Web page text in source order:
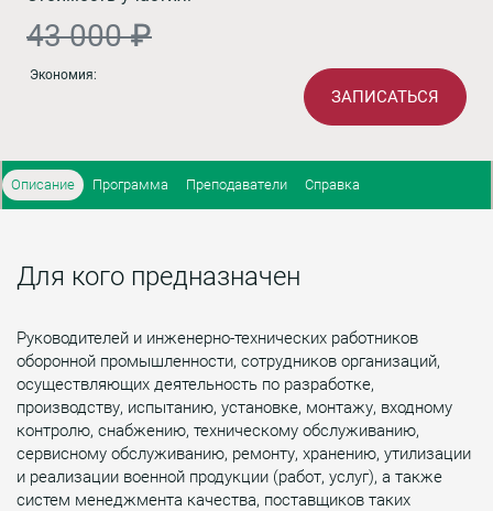
43 000 ₽
Экономия:
ЗАПИСАТЬСЯ
Описание Программа Преподаватели Справка
Для кого предназначен
Руководителей и инженерно-технических работников
оборонной промышленности, сотрудников организаций,
осуществляющих деятельность по разработке,
производству, испытанию, установке, монтажу, входному
контролю, снабжению, техническому обслуживанию,
сервисному обслуживанию, ремонту, хранению, утилизации
и реализации военной продукции (работ, услуг), а также
систем менеджмента качества, поставщиков таких